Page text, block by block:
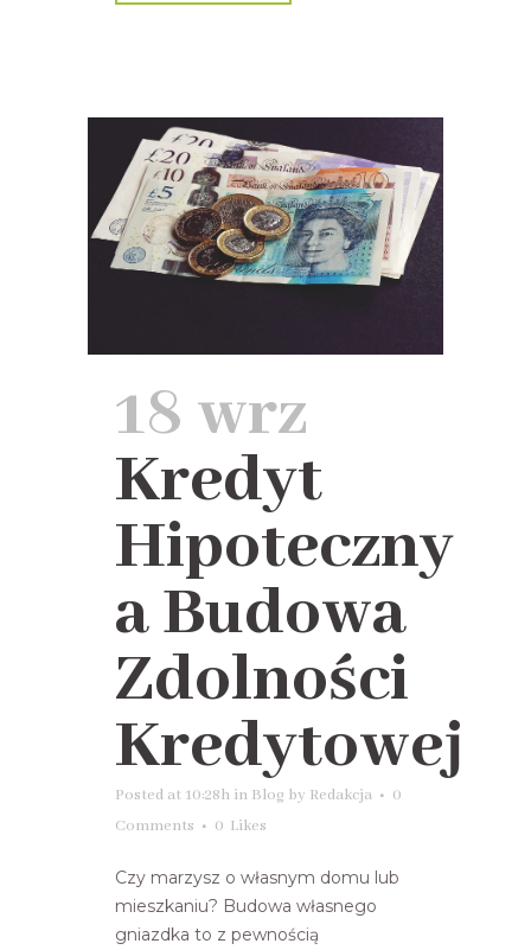
18 wrz
Kredyt
Hipoteczny
a Budowa
Zdolności
Kredytowej
Posted at 10:28h in Blog by Redakcja
0
Comments
0 Likes
Czy marzysz o własnym domu lub
mieszkaniu? Budowa własnego
gniazdka to z pewnością